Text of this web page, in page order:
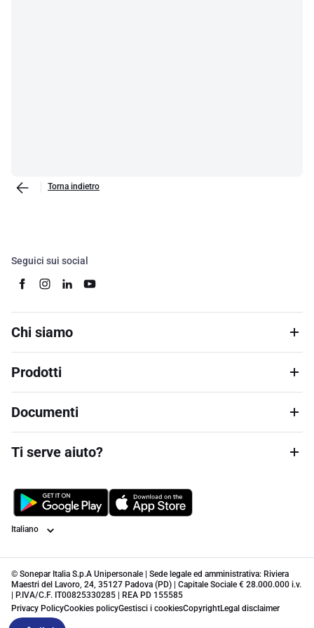
Torna indietro
Seguici sui social
Chi siamo
Prodotti
Documenti
Ti serve aiuto?
Lingua
© Sonepar Italia S.p.A Unipersonale | Sede legale ed amministrativa: Riviera
Maestri del Lavoro, 24, 35127 Padova (PD) | Capitale Sociale € 28.000.000 i.v.
| P.IVA/C.F. IT00825330285 | REA PD 155585
Privacy PolicyCookies policyGestisci i cookiesCopyrightLegal disclaimer